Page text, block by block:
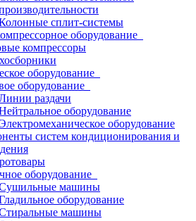
сплит-системы
оборудование
компрессоры
оборудование
оборудование
раздачи
оборудование
оборудование
систем кондиционирования и
оборудование
машины
оборудование
машины